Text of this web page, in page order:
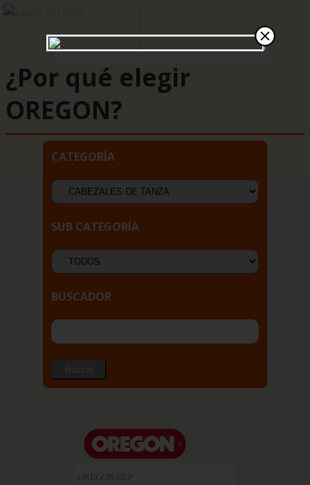
¿Por qué elegir
OREGON?
CATEGORÍA
SUB CATEGORÍA
BUSCADOR
OREGON OEP